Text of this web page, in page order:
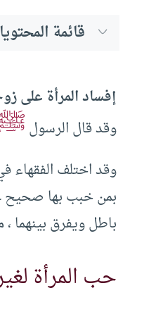
قائمة
إفساد المرأة على
وقد قال الرسولﷺ
وقد اختلف الفقهاء
بمن خبب بها صحيح
باطل ويفرق بينهما
حب المرأة